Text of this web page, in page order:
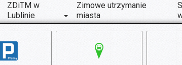
ZDiTM w
Lublinie
Zimowe utrzymanie
miasta